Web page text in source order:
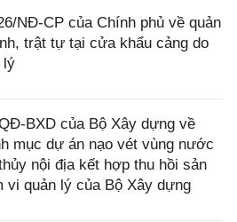
NĐ-CP của Chính phủ về quản
trật tự tại cửa khẩu cảng do
lý
BXD của Bộ Xây dựng về
mục dự án nạo vét vùng nước
nội địa kết hợp thu hồi sản
vi quản lý của Bộ Xây dựng